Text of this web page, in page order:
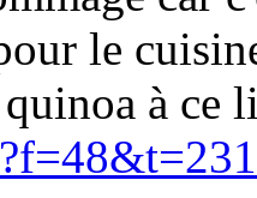
le
à ce